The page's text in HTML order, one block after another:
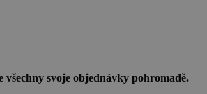
všechny svoje objednávky pohromadě.